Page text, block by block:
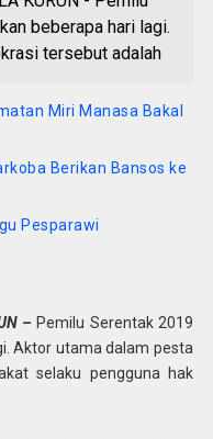
beberapa hari lagi.
tersebut adalah
Miri Manasa Bakal
Berikan Bansos ke
Pesparawi
– Pemilu Serentak 2019
Aktor utama dalam pesta
selaku pengguna hak